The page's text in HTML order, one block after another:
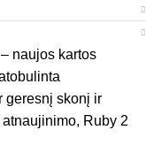
naujos kartos
geresnį skonį ir
Ruby 2